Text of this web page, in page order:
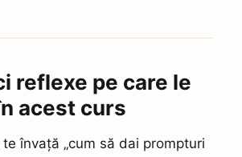
reflexe pe care le
acest curs
învață „cum să dai prompturi